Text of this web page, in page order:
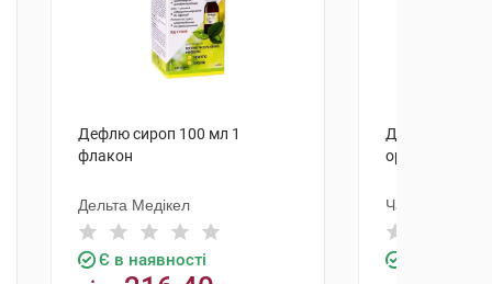
Дефлю сироп 100 мл 1
флакон
Дельта Медікел
Є в наявності
Дефлю
орального
Чарлі ПП